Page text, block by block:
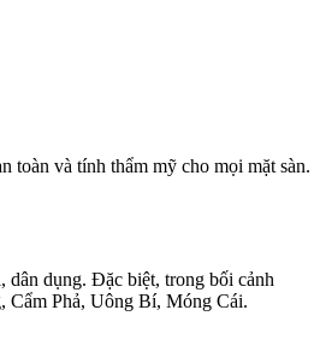
toàn và tính thẩm mỹ cho mọi mặt sàn.
dân dụng. Đặc biệt, trong bối cảnh
Cẩm Phả, Uông Bí, Móng Cái.